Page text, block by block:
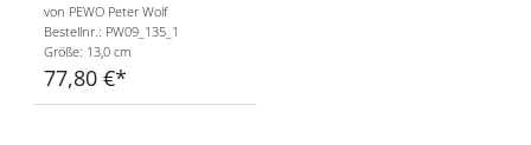
von PEWO Peter Wolf
Bestellnr.: PW09_135_1
Größe: 13,0 cm
77,80 €